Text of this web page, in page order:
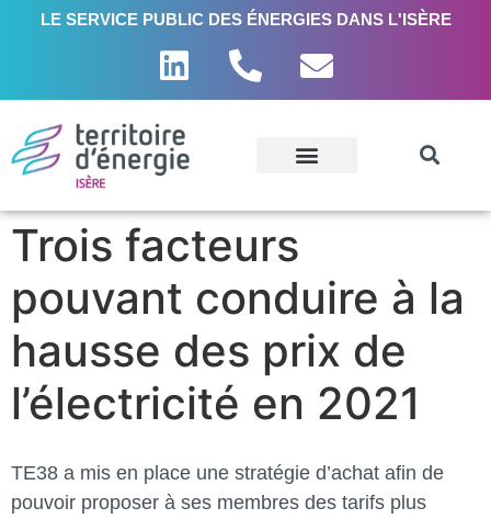
LE SERVICE PUBLIC DES ÉNERGIES DANS L'ISÈRE
Trois facteurs
pouvant conduire à la
hausse des prix de
l’électricité en 2021
TE38 a mis en place une stratégie d’achat afin de
pouvoir proposer à ses membres des tarifs plus